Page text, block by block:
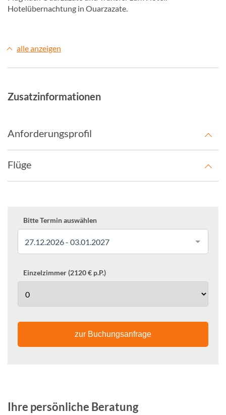
Hotelübernachtung in Ouarzazate.
alle anzeigen
Zusatzinformationen
Anforderungsprofil
Flüge
Bitte Termin auswählen
27.12.2026 - 03.01.2027
Einzelzimmer (2120 € p.P.)
zur Buchungsanfrage
Ihre persönliche Beratung